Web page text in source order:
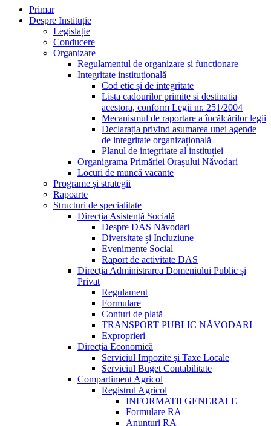
Primar
Despre Instituție
Legislație
Conducere
Organizare
Regulamentul de organizare și funcționare
Integritate instituțională
Cod etic și de integritate
Lista cadourilor primite si destinatia
acestora, conform Legii nr. 251/2004
Mecanismul de raportare a încălcărilor legii
Declarația privind asumarea unei agende
de integritate organizațională
Planul de integritate al instituției
Organigrama Primăriei Orașului Năvodari
Locuri de muncă vacante
Programe și strategii
Rapoarte
Structuri de specialitate
Direcția Asistență Socială
Despre DAS Năvodari
Diversitate și Incluziune
Evenimente Social
Raport de activitate DAS
Direcția Administrarea Domeniului Public și
Privat
Regulament
Formulare
Conturi de plată
TRANSPORT PUBLIC NĂVODARI
Exproprieri
Direcția Economică
Serviciul Impozite și Taxe Locale
Serviciul Buget Contabilitate
Compartiment Agricol
Registrul Agricol
INFORMATII GENERALE
Formulare RA
Anunțuri RA